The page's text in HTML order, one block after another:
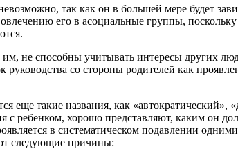
так как он в большей мере будет
его в асоциальные группы,
не способны учитывать интересы других
со стороны родителей как
еще такие названия, как
ребенком, хорошо представляют, каким он
в систематическом подавлении
следующие причины: